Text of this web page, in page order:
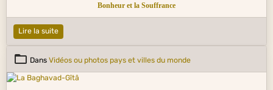
Bonheur et la Souffrance
Lire la suite
Dans Vidéos ou photos pays et villes du monde